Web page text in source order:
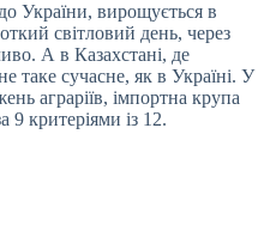
України, вирощується в
світловий день, через
А в Казахстані, де
таке сучасне, як в Україні. У
аграріїв, імпортна крупа
9 критеріями із 12.